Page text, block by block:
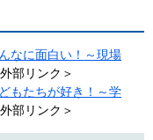
なに面白い！～現場
部リンク＞
もたちが好き！～学
部リンク＞